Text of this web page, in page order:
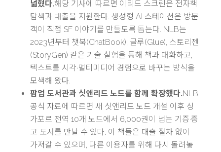
넓혔다.해당 기사에 따르면 이리드 스크린은 전자책
탐색과 대출을 지원한다. 생성형 AI 스테이션은 방문
객이 직접 SF 이야기를 만들도록 돕는다. NLB는
2023년부터 챗북(ChatBook), 글루(Glue), 스토리젠
(StoryGen) 같은 기술 실험을 통해 책과 대화하고,
텍스트를 시각·멀티미디어 경험으로 바꾸는 방식을
모색해 왔다.
팝업 도서관과 싯앤리드 노드를 함께 확장했다.NLB
공식 자료에 따르면 새 싯앤리드 노드 개설 이후 싱
가포르 전역 10개 노드에서 6,000권이 넘는 기증·중
고 도서를 만날 수 있다. 이 책들은 대출 절차 없이
가져갈 수 있으며, 다른 이용자를 위해 다시 돌려놓